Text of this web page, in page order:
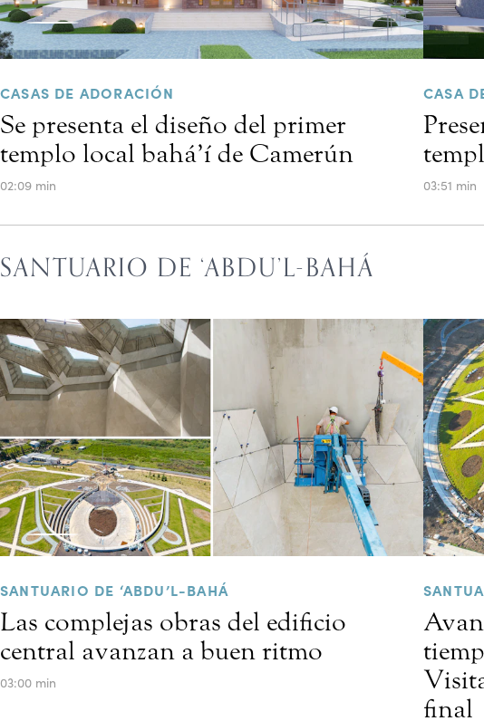
CASAS DE ADORACIÓN
Se presenta el diseño del primer
templo local bahá’í de Camerún
02:09 min
CASA
03:51 min
SANTUARIO DE ‘ABDU’L-BAHÁ
SANTUARIO DE ‘ABDU’L-BAHÁ
Las complejas obras del edificio
central avanzan a buen ritmo
03:00 min
final